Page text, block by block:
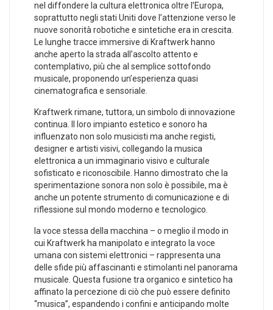
nel diffondere la cultura elettronica oltre l’Europa,
soprattutto negli stati Uniti dove l’attenzione verso le
nuove sonorità robotiche e sintetiche era in crescita.
Le lunghe tracce immersive di Kraftwerk ‌hanno
anche aperto la strada all’ascolto attento e
contemplativo, ⁣più che al semplice sottofondo
musicale, proponendo un’esperienza quasi
cinematografica e sensoriale.
Kraftwerk rimane, tuttora, un simbolo di innovazione
continua. Il loro impianto⁣ estetico e sonoro ha
influenzato non solo musicisti ma anche registi,
designer e ‌artisti visivi, collegando la musica
elettronica a un immaginario⁤ visivo e culturale
sofisticato e riconoscibile. Hanno dimostrato che la
sperimentazione sonora non solo è ⁣possibile, ​ma è
anche un potente strumento di comunicazione e ⁣di
riflessione sul mondo moderno ⁤e tecnologico.
la voce stessa della macchina – o meglio il modo⁣ in
cui Kraftwerk ha manipolato e integrato la voce
umana con sistemi ⁤elettronici – rappresenta una
delle sfide più affascinanti e ⁤stimolanti​ nel panorama⁢
musicale. Questa fusione tra organico e sintetico ha
affinato la percezione di ciò che può essere definito
“musica”,‍ espandendo i confini e⁤ anticipando molte